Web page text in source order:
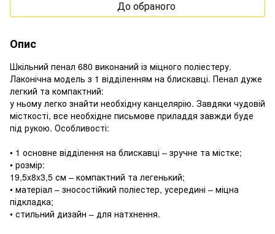
До обраного
Опис
Шкільний пенал 680 виконаний із міцного поліестеру.
Лаконічна модель з 1 відділенням на блискавці. Пенал дуже
легкий та компактний:
у ньому легко знайти необхідну канцелярію. Завдяки чудовій
місткості, все необхідне письмове приладдя завжди буде
під рукою. Особливості:
• 1 основне відділення на блискавці – зручне та містке;
• розмір:
19,5x8x3,5 см – компактний та легенький;
• матеріал – зносостійкий поліестер, усередині – міцна
підкладка;
• стильний дизайн – для натхнення.